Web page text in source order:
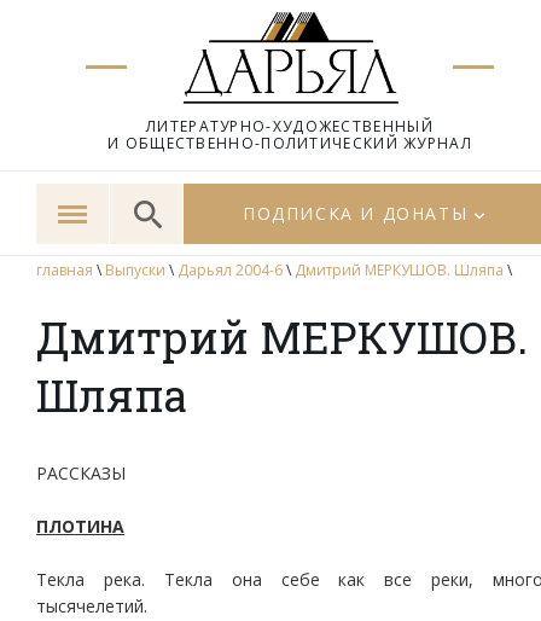
ЛИТЕРАТУРНО-ХУДОЖЕСТВЕННЫЙ
И ОБЩЕСТВЕННО-ПОЛИТИЧЕСКИЙ ЖУРНАЛ
ПОДПИСКА И ДОНАТЫ
главная \ Выпуски \ Дарьял 2004-6\ Дмитрий МЕРКУШОВ. Шляпа \
Дмитрий МЕРКУШОВ.
Шляпа
РАССКАЗЫ
ПЛОТИНА
Текла река. Текла она себе как все реки,
тысячелетий.